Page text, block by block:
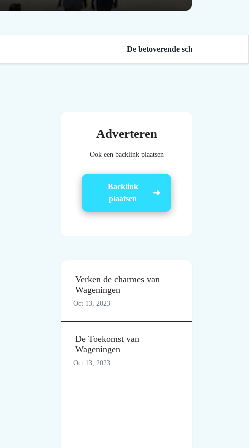
De betoverende schoonheid van
Adverteren
Ook een backlink plaatsen
Backlink
plaatsen
Verken de charmes van
Wageningen
Oct 13, 2023
De Toekomst van
Wageningen
Oct 13, 2023